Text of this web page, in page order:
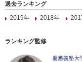
過去ランキング
2019年
2018年
ランキング監修
慶應義塾大